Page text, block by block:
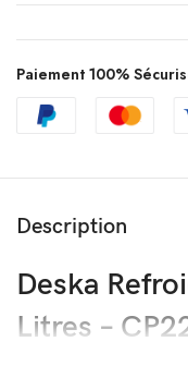
Paiement 100%
Description
Deska
Litres –